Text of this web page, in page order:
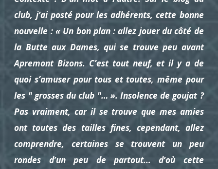
club, j’ai posté pour les adhérents, cette bonne
nouvelle : « Un bon plan : allez jouer du côté de
la Butte aux Dames, qui se trouve peu avant
Apremont Bizons. C’est tout neuf, et il y a de
quoi s’amuser pour tous et toutes, même pour
les " grosses du club "… ». Insolence de goujat ?
Pas vraiment, car il se trouve que mes amies
ont toutes des tailles fines, cependant, allez
comprendre, certaines se trouvent un peu
rondes d’un peu de partout... d’où cette